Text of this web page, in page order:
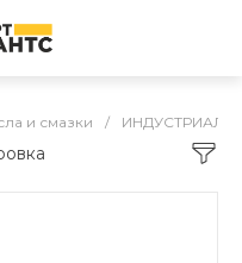
и смазки /